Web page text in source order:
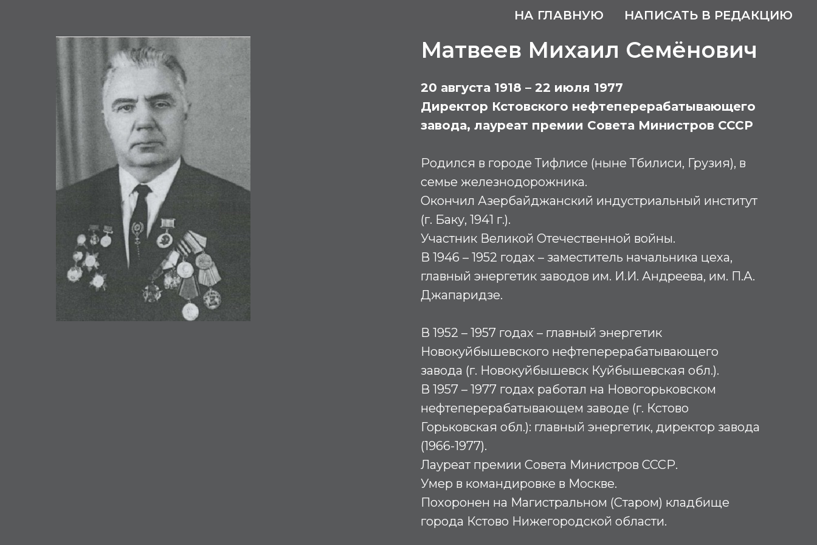
НА ГЛАВНУЮ НАПИСАТЬ В РЕДАКЦИЮ
Матвеев Михаил Семёнович
20 августа 1918 – 22 июля 1977
Директор Кстовского нефтеперерабатывающего
завода, лауреат премии Совета Министров СССР
Родился в городе Тифлисе (ныне Тбилиси, Грузия), в
семье железнодорожника.
Окончил Азербайджанский индустриальный институт
(г. Баку, 1941 г.).
Участник Великой Отечественной войны.
В 1946 – 1952 годах – заместитель начальника цеха,
главный энергетик заводов им. И.И. Андреева, им. П.А.
Джапаридзе.
В 1952 – 1957 годах – главный энергетик
Новокуйбышевского нефтеперерабатывающего
завода (г. Новокуйбышевск Куйбышевская обл.).
В 1957 – 1977 годах работал на Новогорьковском
нефтеперерабатывающем заводе (г. Кстово
Горьковская обл.): главный энергетик, директор завода
(1966-1977).
Лауреат премии Совета Министров СССР.
Умер в командировке в Москве.
Похоронен на Магистральном (Старом) кладбище
города Кстово Нижегородской области.